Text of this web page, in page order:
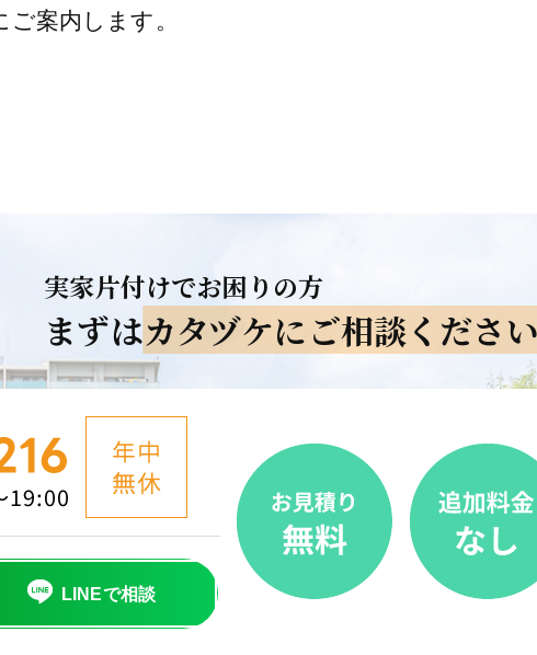
案内します。
実家片付けでお困りの方
まずはカタヅケにご相談くださ
LINEで相談